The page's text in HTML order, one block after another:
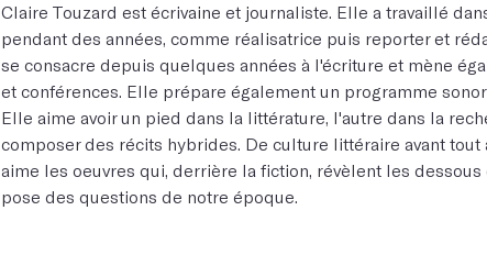
Claire Touzard est écrivaine et journaliste. Elle a travaillé
pendant des années, comme réalisatrice puis reporter et
se consacre depuis quelques années à l'écriture et mène
et conférences. Elle prépare également un programme
Elle aime avoir un pied dans la littérature, l'autre dans la
composer des récits hybrides. De culture littéraire avant tout
aime les oeuvres qui, derrière la fiction, révèlent les
pose des questions de notre époque.